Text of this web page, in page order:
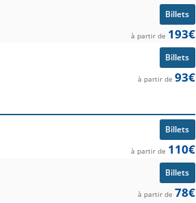
Billets
à partir de 193€
Billets
à partir de 93€
Billets
à partir de 110€
Billets
à partir de 78€